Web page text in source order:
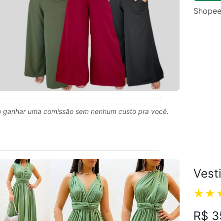
ganhar uma comissão sem nenhum custo pra você.
R$